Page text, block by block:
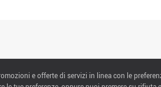
e offerte di servizi in linea con le